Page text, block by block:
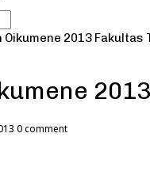
Oikumene 2013 Fakultas
0 comment